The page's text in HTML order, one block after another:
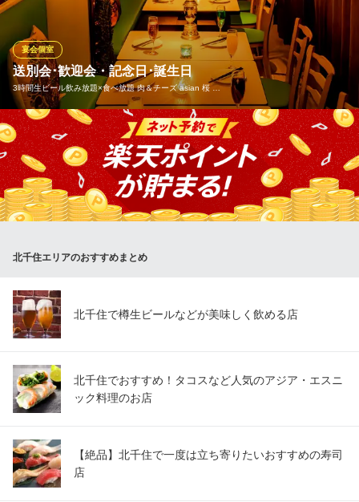
ースがリーズナブルな金額からお楽しいただけます。
ｔａｐｉｓ ｒｏｕｇｅ
フランス料理フレンチ
ＪＲ常磐線北千住駅西口 徒歩8分
東京都足立区千住1-4-1 東京芸術センター20F
送別会･歓迎会・記念日･誕生日
3時間生ビール飲み放題×食べ放題 肉＆チーズ asian 桜 …
宴会個室
北千住付近での宴会なら当店へ♪(2名様～45名様) 全ｺｰｽ1100円OF
F♪☆本格的なアジアン料理をお楽しみ頂けるお店として人気☆ゆ
ったりとした時間を過ごしたい☆記念日や誕生日など、特別なご
宴席にも対応可能なオシャレな店内が人気です。アジアンな雰囲
気の中にも、どこか落ち着きのある空間ですのでデート☆
住
ＪＲ常磐線北千住駅 徒歩2分
東京都足立区千住旭町4-18 2F
北千住エリアのおすすめまとめ
北千住で樽生ビールなどが美味しく飲める店
北千住でおすすめ！タコスなど人気のアジア・エスニ
ック料理のお店
【絶品】北千住で一度は立ち寄りたいおすすめの寿司
店